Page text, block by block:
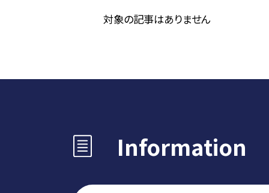
対象の記事はありません
Information